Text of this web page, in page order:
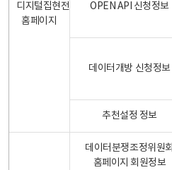
디지털집현전
홈페이지
OPEN API 신청정보
데이터개방 신청정보
추천설정 정보
데이터분쟁조정위원회
홈페이지 회원정보